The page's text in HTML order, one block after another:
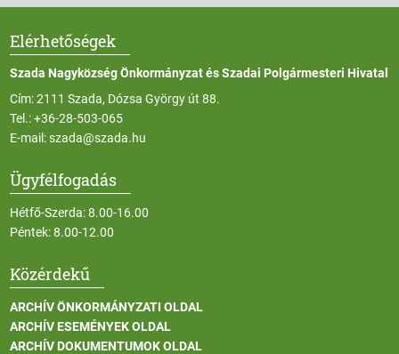
Elérhetőségek
Szada Nagyközség Önkormányzat és Szadai Polgármesteri Hivatal
Cím: 2111 Szada, Dózsa György út 88.
Tel.:+36-28-503-065
E-mail:szada@szada.hu
Ügyfélfogadás
Hétfő-Szerda: 8.00-16.00
Péntek: 8.00-12.00
Közérdekű
ARCHÍV ÖNKORMÁNYZATI OLDAL
ARCHÍV ESEMÉNYEK OLDAL
ARCHÍV DOKUMENTUMOK OLDAL